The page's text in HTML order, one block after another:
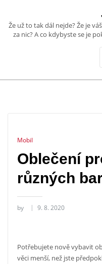
content
Že už to tak dál nejde? Že je
za nic? A co kdybyste se je
Mobil
Oblečení
různých
by 9. 8. 2020
Potřebujete nově vybavit
věci menší, než jste